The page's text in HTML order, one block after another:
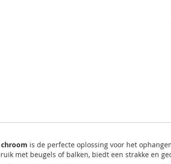
is de perfecte oplossing voor het
met beugels of balken, biedt een strakke en